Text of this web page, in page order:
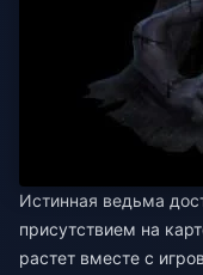
Истинная ведьма
присутствием на
растет вместе с